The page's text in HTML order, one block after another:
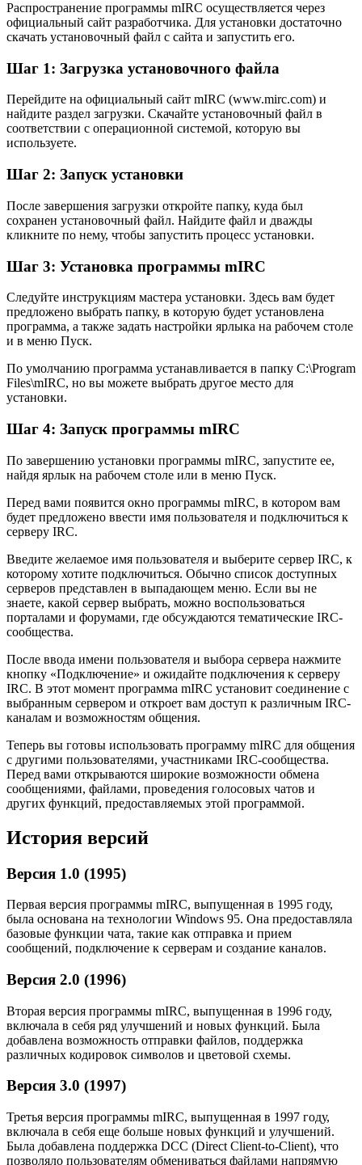
Распространение программы mIRC осуществляется через
официальный сайт разработчика. Для установки достаточно
скачать установочный файл с сайта и запустить его.
Шаг 1: Загрузка установочного файла
Перейдите на официальный сайт mIRC (www.mirc.com) и
найдите раздел загрузки. Скачайте установочный файл в
соответствии с операционной системой, которую вы
используете.
Шаг 2: Запуск установки
После завершения загрузки откройте папку, куда был
сохранен установочный файл. Найдите файл и дважды
кликните по нему, чтобы запустить процесс установки.
Шаг 3: Установка программы mIRC
Следуйте инструкциям мастера установки. Здесь вам будет
предложено выбрать папку, в которую будет установлена
программа, а также задать настройки ярлыка на рабочем столе
и в меню Пуск.
По умолчанию программа устанавливается в папку C:\Program
Files\mIRC, но вы можете выбрать другое место для
установки.
Шаг 4: Запуск программы mIRC
По завершению установки программы mIRC, запустите ее,
найдя ярлык на рабочем столе или в меню Пуск.
Перед вами появится окно программы mIRC, в котором вам
будет предложено ввести имя пользователя и подключиться к
серверу IRC.
Введите желаемое имя пользователя и выберите сервер IRC, к
которому хотите подключиться. Обычно список доступных
серверов представлен в выпадающем меню. Если вы не
знаете, какой сервер выбрать, можно воспользоваться
порталами и форумами, где обсуждаются тематические IRC-
сообщества.
После ввода имени пользователя и выбора сервера нажмите
кнопку «Подключение» и ожидайте подключения к серверу
IRC. В этот момент программа mIRC установит соединение с
выбранным сервером и откроет вам доступ к различным IRC-
каналам и возможностям общения.
Теперь вы готовы использовать программу mIRC для общения
с другими пользователями, участниками IRC-сообщества.
Перед вами открываются широкие возможности обмена
сообщениями, файлами, проведения голосовых чатов и
других функций, предоставляемых этой программой.
История версий
Версия 1.0 (1995)
Первая версия программы mIRC, выпущенная в 1995 году,
была основана на технологии Windows 95. Она предоставляла
базовые функции чата, такие как отправка и прием
сообщений, подключение к серверам и создание каналов.
Версия 2.0 (1996)
Вторая версия программы mIRC, выпущенная в 1996 году,
включала в себя ряд улучшений и новых функций. Была
добавлена возможность отправки файлов, поддержка
различных кодировок символов и цветовой схемы.
Версия 3.0 (1997)
Третья версия программы mIRC, выпущенная в 1997 году,
включала в себя еще больше новых функций и улучшений.
Была добавлена поддержка DCC (Direct Client-to-Client), что
позволяло пользователям обмениваться файлами напрямую